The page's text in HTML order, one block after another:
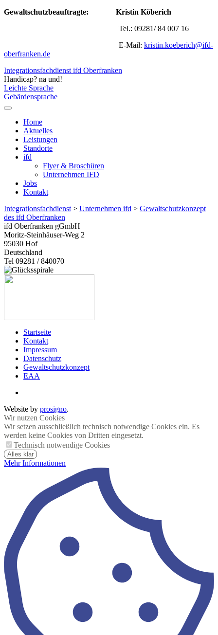
Gewaltschutzbeauftragte:
Kristin Köberich
Tel.: 09281/ 84 007 16
E-Mail: kristin.koeberich@ifd-
oberfranken.de
Integrationsfachdienst ifd Oberfranken
Handicap? na und!
Leichte Sprache
Gebärdensprache
Home
Aktuelles
Leistungen
Standorte
ifd
Flyer & Broschüren
Unternehmen IFD
Jobs
Kontakt
Integrationsfachdienst > Unternehmen ifd > Gewaltschutzkonzept
des ifd Oberfranken
ifd Oberfranken gGmbH
Moritz-Steinhäuser-Weg 2
95030 Hof
Deutschland
Tel 09281 / 840070
Startseite
Kontakt
Impressum
Datenschutz
Gewaltschutzkonzept
EAA
Website by prosigno.
Wir nutzen Cookies
Wir setzen ausschließlich technisch notwendige Cookies ein. Es
werden keine Cookies von Dritten eingesetzt.
Technisch notwendige Cookies
Alles klar
Mehr Informationen